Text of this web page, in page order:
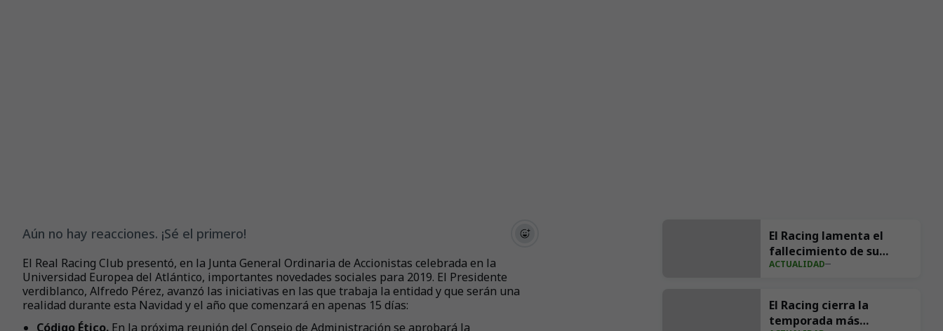
Aún no hay reacciones. ¡Sé el primero!
El Real Racing Club presentó, en la Junta General Ordinaria de Accionistas celebrada en la
Universidad Europea del Atlántico, importantes novedades sociales para 2019. El Presidente
verdiblanco, Alfredo Pérez, avanzó las iniciativas en las que trabaja la entidad y que serán una
realidad durante esta Navidad y el año que comenzará en apenas 15 días:
Código Ético. En la próxima reunión del Consejo de Administración se aprobará la
El Racing lamenta el
fallecimiento de su
exfutbolista Andrés
ACTUALIDAD
El Racing cierra la
temporada más